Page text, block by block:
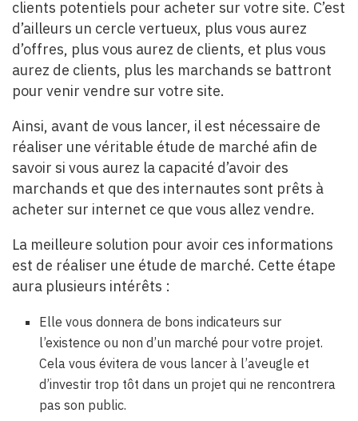
clients potentiels pour acheter sur votre site. C’est
d’ailleurs un cercle vertueux, plus vous aurez
d’offres, plus vous aurez de clients, et plus vous
aurez de clients, plus les marchands se battront
pour venir vendre sur votre site.
Ainsi, avant de vous lancer, il est nécessaire de
réaliser une véritable étude de marché afin de
savoir si vous aurez la capacité d’avoir des
marchands et que des internautes sont prêts à
acheter sur internet ce que vous allez vendre.
La meilleure solution pour avoir ces informations
est de réaliser une étude de marché. Cette étape
aura plusieurs intérêts :
Elle vous donnera de bons indicateurs sur
l’existence ou non d’un marché pour votre projet.
Cela vous évitera de vous lancer à l’aveugle et
d’investir trop tôt dans un projet qui ne rencontrera
pas son public.